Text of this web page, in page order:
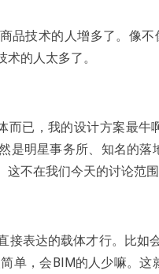
品技术的人增多了。像
的人太多了。
而已，我的设计方案最
是明星事务所、知名的
这不在我们今天的讨论范
接表达的载体才行。比如
单，会BIM的人少嘛。